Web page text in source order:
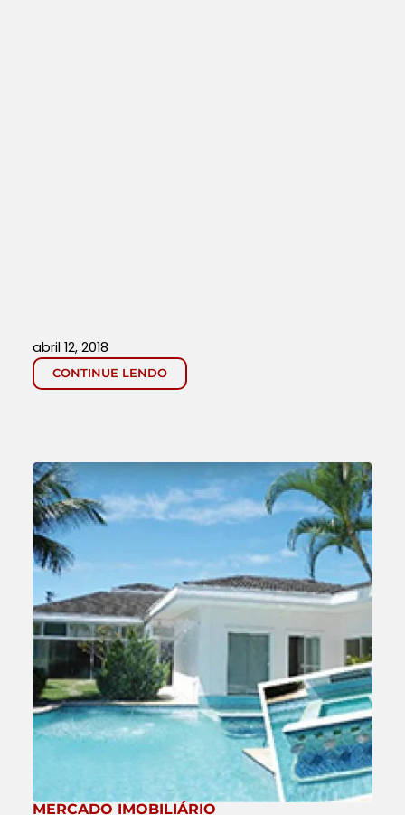
CONTINUE LENDO
abril 12, 2018
MERCADO IMOBILIÁRIO